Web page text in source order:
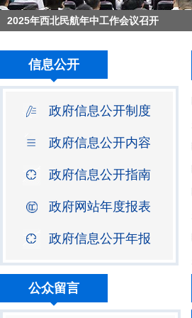
2025年西北民航年中工作会议召开
信息公开
政府信息公开制度
政府信息公开内容
政府信息公开指南
政府网站年度报表
政府信息公开年报
公众留言